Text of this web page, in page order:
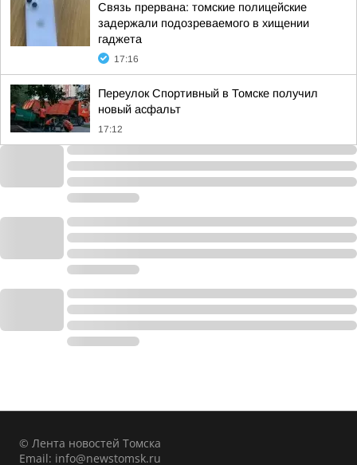
Связь прервана: томские полицейские
задержали подозреваемого в хищении
гаджета
17:16
Переулок Спортивный в Томске получил
новый асфальт
17:12
© Лента новостей Томска
Email: info@newstomsk.ru